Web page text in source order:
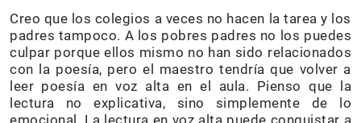
Creo que los colegios a veces no hacen la tarea y los
padres tampoco. A los pobres padres no los puedes
culpar porque ellos mismo no han sido relacionados
con la poesía, pero el maestro tendría que volver a
leer poesía en voz alta en el aula. Pienso que la
lectura no explicativa, sino simplemente de lo